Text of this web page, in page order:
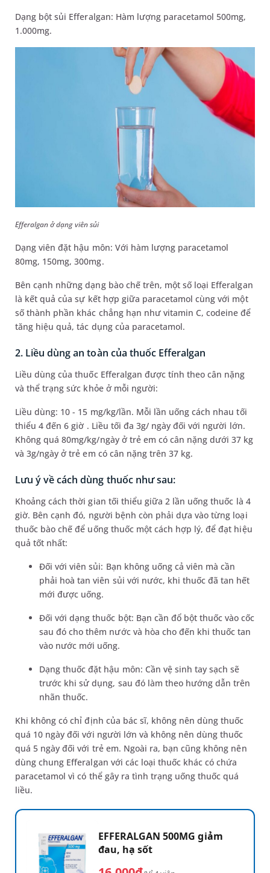
Dạng bột sủi Efferalgan: Hàm lượng paracetamol 500mg,
1.000mg.
Efferalgan ở dạng viên sủi
Dạng viên đặt hậu môn: Với hàm lượng paracetamol
80mg, 150mg, 300mg.
Bên cạnh những dạng bào chế trên, một số loại Efferalgan
là kết quả của sự kết hợp giữa paracetamol cùng với một
số thành phần khác chẳng hạn như vitamin C, codeine để
tăng hiệu quả, tác dụng của paracetamol.
2. Liều dùng an toàn của thuốc Efferalgan
Liều dùng của thuốc Efferalgan được tính theo cân nặng
và thể trạng sức khỏe ở mỗi người:
Liều dùng: 10 - 15 mg/kg/lần. Mỗi lần uống cách nhau tối
thiểu 4 đến 6 giờ . Liều tối đa 3g/ ngày đối với người lớn.
Không quá 80mg/kg/ngày ở trẻ em có cân nặng dưới 37 kg
và 3g/ngày ở trẻ em có cân nặng trên 37 kg.
Lưu ý về cách dùng thuốc như sau:
Khoảng cách thời gian tối thiểu giữa 2 lần uống thuốc là 4
giờ. Bên cạnh đó, người bệnh còn phải dựa vào từng loại
thuốc bào chế để uống thuốc một cách hợp lý, để đạt hiệu
quả tốt nhất:
Đối với viên sủi: Bạn không uống cả viên mà cần
phải hoà tan viên sủi với nước, khi thuốc đã tan hết
mới được uống.
Đối với dạng thuốc bột: Bạn cần đổ bột thuốc vào cốc
sau đó cho thêm nước và hòa cho đến khi thuốc tan
vào nước mới uống.
Dạng thuốc đặt hậu môn: Cần vệ sinh tay sạch sẽ
trước khi sử dụng, sau đó làm theo hướng dẫn trên
nhãn thuốc.
Khi không có chỉ định của bác sĩ, không nên dùng thuốc
quá 10 ngày đối với người lớn và không nên dùng thuốc
quá 5 ngày đối với trẻ em. Ngoài ra, bạn cũng không nên
dùng chung Efferalgan với các loại thuốc khác có chứa
paracetamol vì có thể gây ra tình trạng uống thuốc quá
liều.
EFFERALGAN 500MG giảm
đau, hạ sốt